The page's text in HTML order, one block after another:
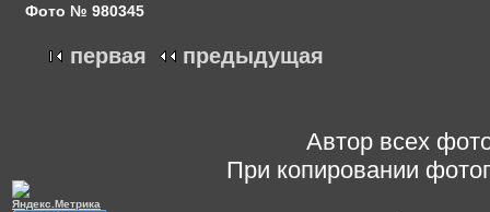
Фото № 980345
первая предыдущая
Автор всех
При копировании